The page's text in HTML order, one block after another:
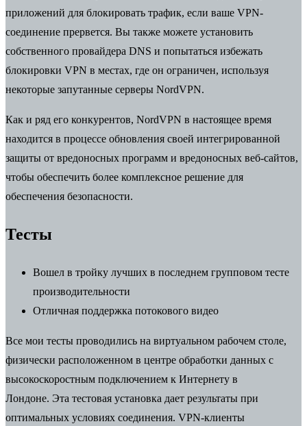
приложений для блокировать трафик, если ваше VPN-
соединение прервется. Вы также можете установить
собственного провайдера DNS и попытаться избежать
блокировки VPN в местах, где он ограничен, используя
некоторые запутанные серверы NordVPN.
Как и ряд его конкурентов, NordVPN в настоящее время
находится в процессе обновления своей интегрированной
защиты от вредоносных программ и вредоносных веб-сайтов,
чтобы обеспечить более комплексное решение для
обеспечения безопасности.
Тесты
Вошел в тройку лучших в последнем групповом тесте
производительности
Отличная поддержка потокового видео
Все мои тесты проводились на виртуальном рабочем столе,
физически расположенном в центре обработки данных с
высокоскоростным подключением к Интернету в
Лондоне. Эта тестовая установка дает результаты при
оптимальных условиях соединения. VPN-клиенты